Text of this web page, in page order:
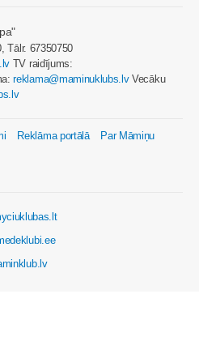
Tālr. 67350750
TV raidījums:
reklama@maminuklubs.lvVecāku
Reklāma portālā
Par Māmiņu